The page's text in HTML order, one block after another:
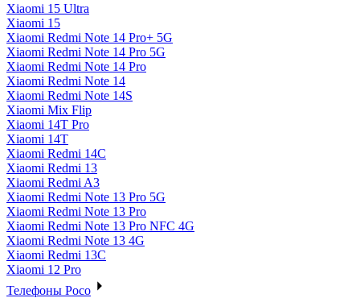
Xiaomi 15 Ultra
Xiaomi 15
Xiaomi Redmi Note 14 Pro+ 5G
Xiaomi Redmi Note 14 Pro 5G
Xiaomi Redmi Note 14 Pro
Xiaomi Redmi Note 14
Xiaomi Redmi Note 14S
Xiaomi Mix Flip
Xiaomi 14T Pro
Xiaomi 14T
Xiaomi Redmi 14C
Xiaomi Redmi 13
Xiaomi Redmi A3
Xiaomi Redmi Note 13 Pro 5G
Xiaomi Redmi Note 13 Pro
Xiaomi Redmi Note 13 Pro NFC 4G
Xiaomi Redmi Note 13 4G
Xiaomi Redmi 13C
Xiaomi 12 Pro
Телефоны Poco